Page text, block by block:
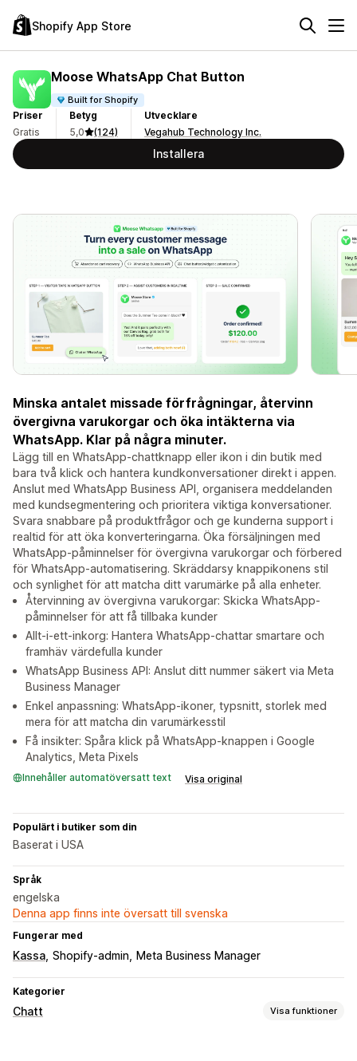
Shopify App Store
Moose WhatsApp Chat Button
Built for Shopify
Priser
Gratis
Betyg
5,0
(124)
Utvecklare
Vegahub Technology Inc.
Installera
Minska antalet missade förfrågningar, återvinn
övergivna varukorgar och öka intäkterna via
WhatsApp. Klar på några minuter.
Lägg till en WhatsApp-chattknapp eller ikon i din butik med
bara två klick och hantera kundkonversationer direkt i appen.
Anslut med WhatsApp Business API, organisera meddelanden
med kundsegmentering och prioritera viktiga konversationer.
Svara snabbare på produktfrågor och ge kunderna support i
realtid för att öka konverteringarna. Öka försäljningen med
WhatsApp-påminnelser för övergivna varukorgar och förbered
för WhatsApp-automatisering. Skräddarsy knappikonens stil
och synlighet för att matcha ditt varumärke på alla enheter.
Återvinning av övergivna varukorgar: Skicka WhatsApp-
påminnelser för att få tillbaka kunder
Allt-i-ett-inkorg: Hantera WhatsApp-chattar smartare och
framhäv värdefulla kunder
WhatsApp Business API: Anslut ditt nummer säkert via Meta
Business Manager
Enkel anpassning: WhatsApp-ikoner, typsnitt, storlek med
mera för att matcha din varumärkesstil
Få insikter: Spåra klick på WhatsApp-knappen i Google
Analytics, Meta Pixels
Innehåller automatöversatt text Visa original
Populärt i butiker som din
Baserat i USA
Språk
engelska
Denna app finns inte översatt till svenska
Fungerar med
Kassa Shopify-admin Meta Business Manager
Kategorier
Chatt Visa funktioner